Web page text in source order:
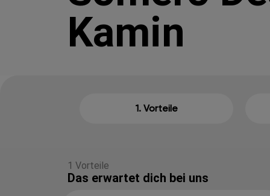
Kamin
1. Vorteile
1 Vorteile
Das erwartet dich bei uns